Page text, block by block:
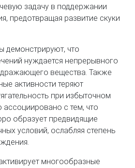
задачу в поддержании
предотвращая развитие скуки
демонстрируют, что
нуждается непрерывного
вещества. Также
активности теряют
при избыточном
ассоциировано с тем, что
образует предвидящие
условий, ослабляя степень
многообразные